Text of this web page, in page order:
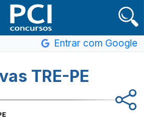
Entrar com Google
TRE-PE